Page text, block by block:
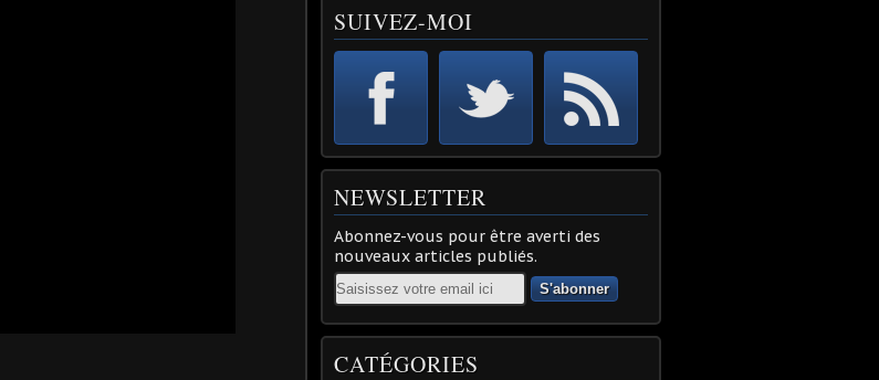
SUIVEZ-MOI
NEWSLETTER
Abonnez-vous pour être averti des
nouveaux articles publiés.
Email
CATÉGORIES